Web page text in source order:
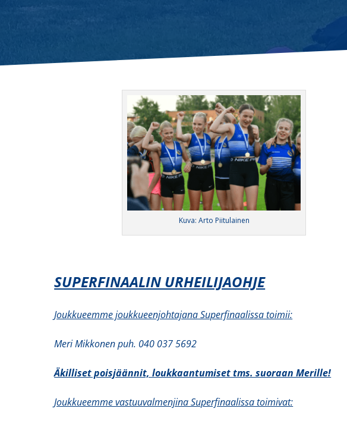
Kuva: Arto Piitulainen
SUPERFINAALIN URHEILIJAOHJE
Joukkueemme joukkueenjohtajana Superfinaalissa toimii:
Meri Mikkonen puh. 040 037 5692
Äkilliset poisjäännit, loukkaantumiset tms. suoraan Merille!
Joukkueemme vastuuvalmenjina Superfinaalissa toimivat: